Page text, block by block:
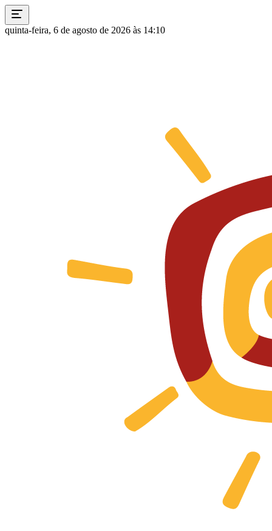
quinta-feira, 6 de agosto de 2026 às 14:10